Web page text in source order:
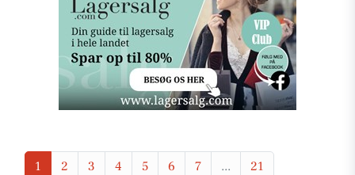
1 2 3 4 5 6 7 ... 21